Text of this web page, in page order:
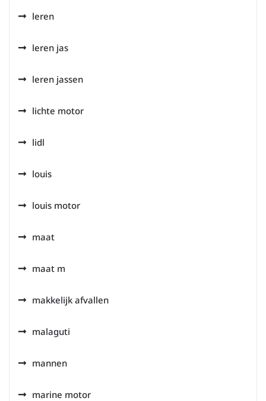
leren
leren jas
leren jassen
lichte motor
lidl
louis
louis motor
maat
maat m
makkelijk afvallen
malaguti
mannen
marine motor